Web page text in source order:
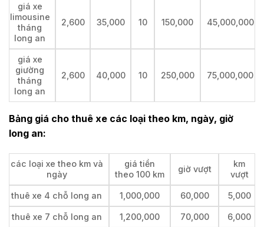
giá xe
limousine
tháng
long an
2,600 35,000 10 150,000 45,000,000
giá xe
giường
tháng
long an
2,600 40,000 10 250,000 75,000,000
Bảng giá cho thuê xe các loại theo km, ngày, giờ
long an:
các loại xe theo km và
ngày
giá tiền
theo 100 km
giờ vượt
km
vượt
thuê xe 4 chỗ long an 1,000,000 60,000 5,000
thuê xe 7 chỗ long an 1,200,000 70,000 6,000